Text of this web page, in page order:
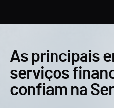
As principais
serviços
confiam na